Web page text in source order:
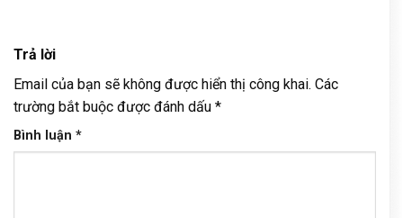
Trả lời
Email của bạn sẽ không được hiển thị công khai. Các
trường bắt buộc được đánh dấu *
Bình luận *